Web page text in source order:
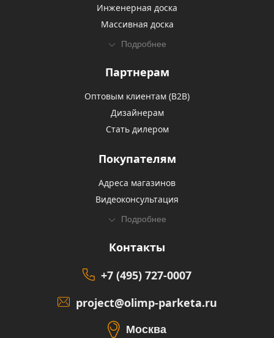
Инженерная доска
Массивная доска
Подробнее
Партнерам
Оптовым клиентам (В2В)
Дизайнерам
Стать дилером
Покупателям
Адреса магазинов
Видеоконсультация
Подробнее
Контакты
+7 (495) 727-0007
project@olimp-parketa.ru
Москва